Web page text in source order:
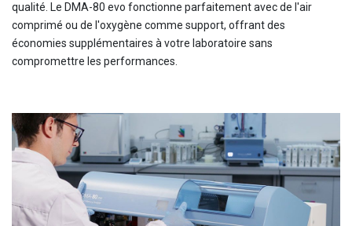
qualité. Le DMA-80 evo fonctionne parfaitement avec de l'air
comprimé ou de l'oxygène comme support, offrant des
économies supplémentaires à votre laboratoire sans
compromettre les performances.